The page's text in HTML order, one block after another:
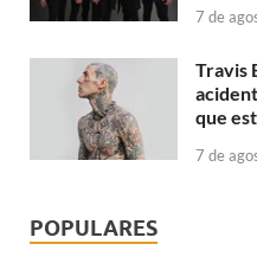
7 de
Travis
que
7 de
POPULARES